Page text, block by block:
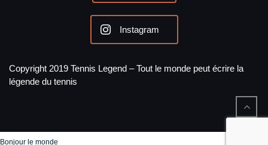
Instagram
Copyright 2019 Tennis Legend – Tout le monde peut écrire la
légende du tennis
Bonjour le monde